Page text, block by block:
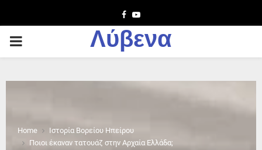
Facebook
Youtube
PRIMARY
Λύβενα
Home
Ιστορία Βορείου Ηπείρου
Ποιοι έκαναν τατουάζ στην Αρχαία Ελλάδα;